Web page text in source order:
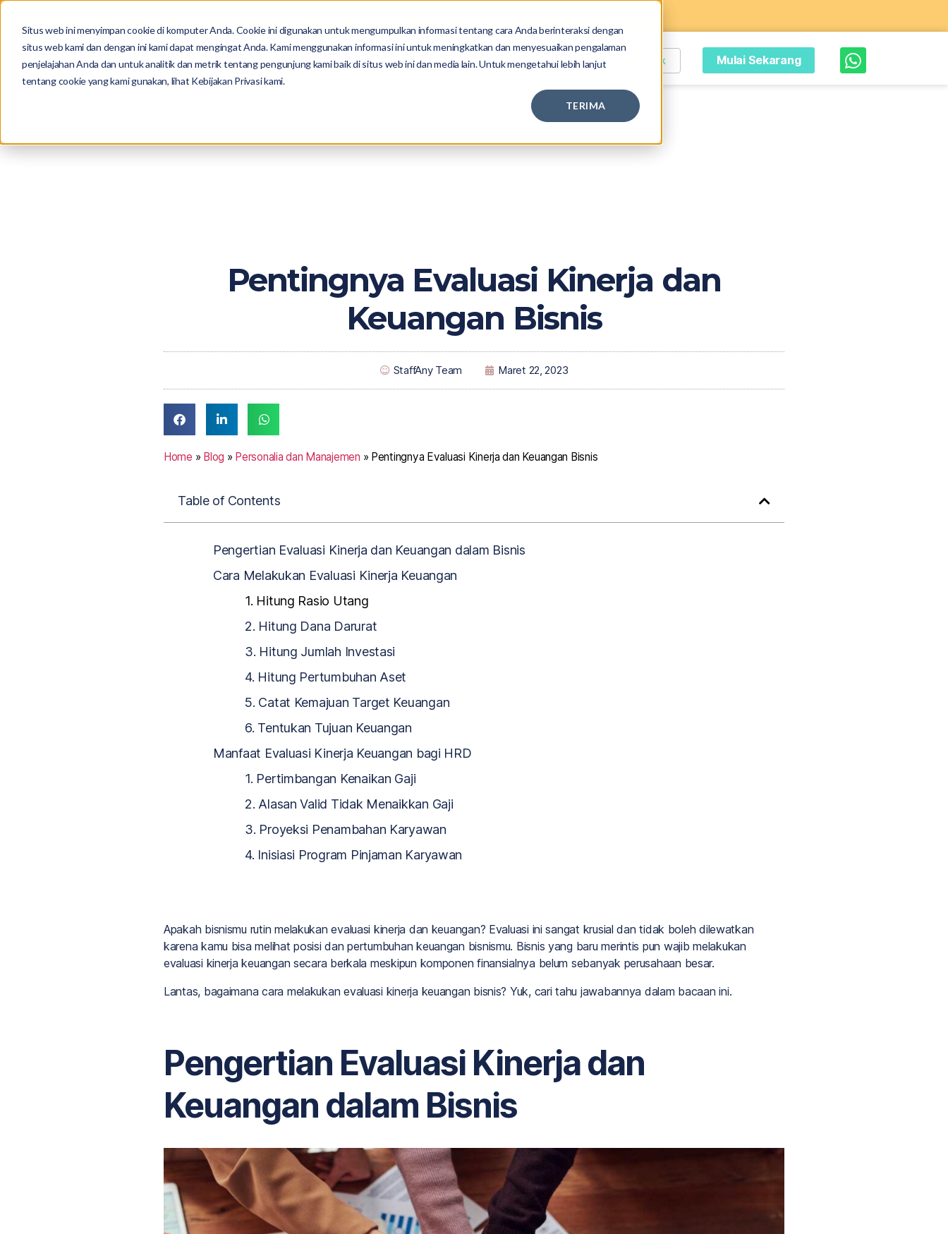
Situs web ini menyimpan cookie di komputer Anda. Cookie ini digunakan untuk mengumpulkan informasi tentang cara Anda berinteraksi dengan
situs web kami dan dengan ini kami dapat mengingat Anda. Kami menggunakan informasi ini untuk meningkatkan dan menyesuaikan pengalaman
penjelajahan Anda dan untuk analitik dan metrik tentang pengunjung kami baik di situs web ini dan media lain. Untuk mengetahui lebih lanjut
tentang cookie yang kami gunakan, lihat Kebijakan Privasi kami.
TERIMA
Fitur Harga EngageAny PayrollAny Sumber Daya Masuk Mulai Sekarang
Pentingnya Evaluasi Kinerja dan
Keuangan Bisnis
StaffAny Team Maret 22, 2023
Home » Blog » Personalia dan Manajemen » Pentingnya Evaluasi Kinerja dan Keuangan Bisnis
Table of Contents
Pengertian Evaluasi Kinerja dan Keuangan dalam Bisnis
Cara Melakukan Evaluasi Kinerja Keuangan
1. Hitung Rasio Utang
2. Hitung Dana Darurat
3. Hitung Jumlah Investasi
4. Hitung Pertumbuhan Aset
5. Catat Kemajuan Target Keuangan
6. Tentukan Tujuan Keuangan
Manfaat Evaluasi Kinerja Keuangan bagi HRD
1. Pertimbangan Kenaikan Gaji
2. Alasan Valid Tidak Menaikkan Gaji
3. Proyeksi Penambahan Karyawan
4. Inisiasi Program Pinjaman Karyawan
Apakah bisnismu rutin melakukan evaluasi kinerja dan keuangan? Evaluasi ini sangat krusial dan tidak boleh dilewatkan
karena kamu bisa melihat posisi dan pertumbuhan keuangan bisnismu. Bisnis yang baru merintis pun wajib melakukan
evaluasi kinerja keuangan secara berkala meskipun komponen finansialnya belum sebanyak perusahaan besar.
Lantas, bagaimana cara melakukan evaluasi kinerja keuangan bisnis? Yuk, cari tahu jawabannya dalam bacaan ini.
Pengertian Evaluasi Kinerja dan
Keuangan dalam Bisnis